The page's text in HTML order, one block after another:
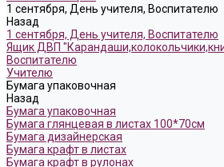
1 сентября, День учителя, Воспитателю
Назад
1 сентября, День учителя, Воспитателю
Ящик ДВП
Воспитателю
Учителю
Бумага упаковочная
Назад
Бумага упаковочная
Бумага глянцевая в листах 100*70см
Бумага дизайнерская
Бумага крафт в листах
Бумага крафт в рулонах